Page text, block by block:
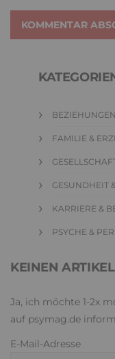
KOMMENTAR
FAMILIE &
GESUNDHEIT
KARRIERE &
PSYCHE &
KEINEN
Ja, ich möchte 1-2x
auf psymag.de
E-Mail-Adresse